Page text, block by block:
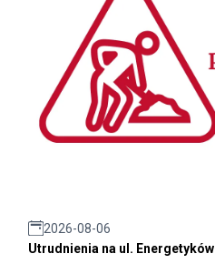
2026-08-06
Utrudnienia na ul. Energetyków